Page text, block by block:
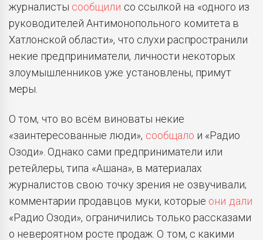
журналисты сообщили со ссылкой на «одного из
руководителей Антимонопольного комитета в
Хатлонской области», что слухи распространили
некие предприниматели, личности некоторых
злоумышленников уже установлены, примут
меры.
О том, что во всём виноваты некие
«заинтересованные люди», сообщало и «Радио
Озоди». Однако сами предприниматели или
ретейлеры, типа «Ашана», в материалах
журналистов свою точку зрения не озвучивали;
комментарии продавцов муки, которые они дали
«Радио Озоди», ограничились только рассказами
о невероятном росте продаж. О том, с какими